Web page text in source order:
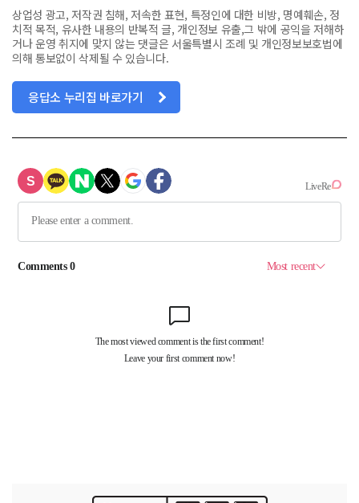
상업성 광고, 저작권 침해, 저속한 표현, 특정인에 대한 비방, 명예훼손, 정
치적 목적, 유사한 내용의 반복적 글, 개인정보 유출,그 밖에 공익을 저해하
거나 운영 취지에 맞지 않는 댓글은 서울특별시 조례 및 개인정보보호법에
의해 통보없이 삭제될 수 있습니다.
응답소 누리집 바로가기